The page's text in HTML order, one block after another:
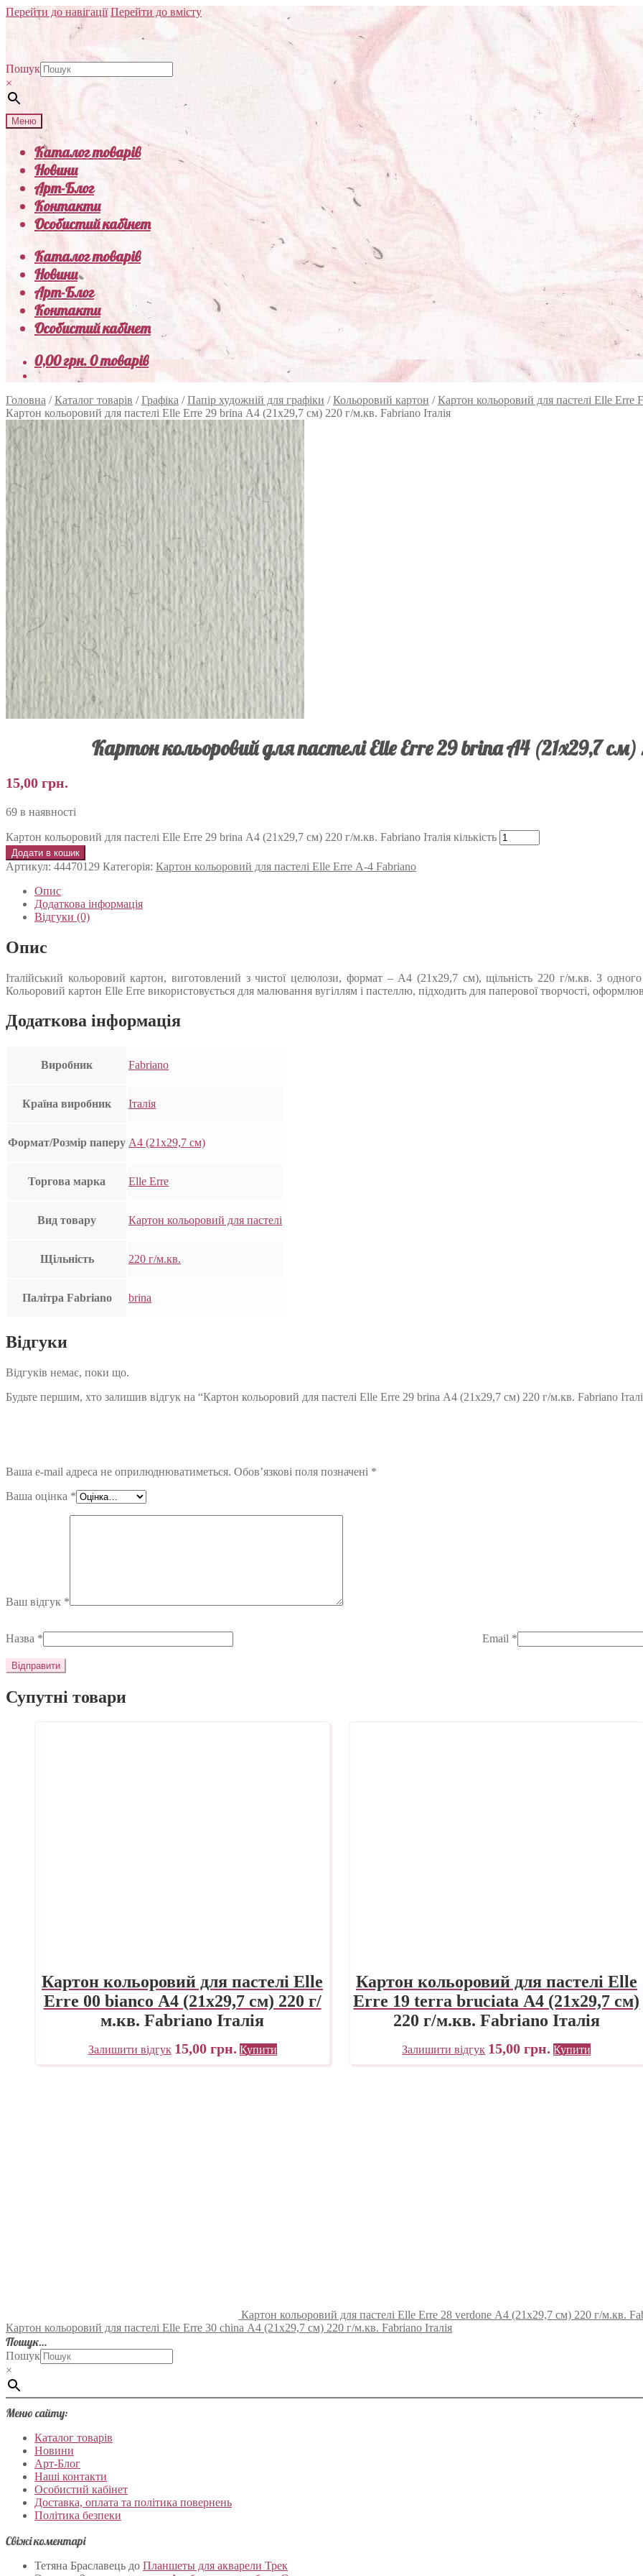
Перейти до навігації Перейти до вмісту
Пошук
×
Меню
Каталог товарів
Новини
Арт-Блог
Контакти
Особистий кабінет
Каталог товарів
Новини
Арт-Блог
Контакти
Особистий кабінет
0,00грн.0 товарів
Головна /Каталог товарів /Графіка /Папір художній для графіки /Кольоровий картон /Картон кольоровий для пастелі Elle Erre
Картон кольоровий для пастелі Elle Erre 29 brina А4 (21х29,7 см) 220 г/м.кв. Fabriano Італія
Картон кольоровий для пастелі Elle Erre 29 brina А4 (21х29,7
15,00 грн.
69 в наявності
Картон кольоровий для пастелі Elle Erre 29 brina А4 (21х29,7 см) 220 г/м.кв. Fabriano Італія кількість
Додати в кошик
Артикул: 44470129 Категорія: Картон кольоровий для пастелі Elle Erre А-4 Fabriano
Опис
Додаткова інформація
Відгуки (0)
Опис
Італійський кольоровий картон, виготовлений з чистої целюлози, формат – А4 (21х29,7 см), щільність 220 г/м.кв. З
Кольоровий картон Elle Erre використовується для малювання вугіллям і пастеллю, підходить для паперової творчості,
Додаткова інформація
Виробник Fabriano
Країна виробник Італія
Формат/Розмір паперу А4 (21х29,7 см)
Торгова марка Elle Erre
Вид товару Картон кольоровий для пастелі
Щільність 220 г/м.кв.
Палітра Fabriano brina
Відгуки
Відгуків немає, поки що.
Будьте першим, хто залишив відгук на “Картон кольоровий для пастелі Elle Erre 29 brina А4 (21х29,7 см) 220 г/м.кв. Fabriano
Ваша e-mail адреса не оприлюднюватиметься. Обов’язкові поля позначені *
Ваша оцінка *
Ваш відгук *
Назва * Email *
Супутні товари
Картон кольоровий для пастелі Elle
Erre 00 bianco А4 (21х29,7 см) 220 г/
м.кв. Fabriano Італія
Залишити відгук 15,00 грн. Купити
Картон кольоровий для пастелі Elle
Erre 19 terra bruciata А4 (21х29,7 см)
220 г/м.кв. Fabriano Італія
Залишити відгук 15,00грн. Купити
Картон кольоровий для пастелі Elle Erre 28 verdone А4 (21х29,7 см) 220 г/м.кв.
Картон кольоровий для пастелі Elle Erre 30 china А4 (21х29,7 см) 220 г/м.кв. Fabriano Італія
Пошук…
Пошук
×
Меню сайту:
Каталог товарів
Новини
Арт-Блог
Наші контакти
Особистий кабінет
Доставка, оплата та політика повернень
Політика безпеки
Свіжі коментарі
Тетяна Браславець до Планшеты для акварели Трек